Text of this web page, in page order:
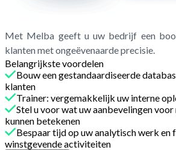
Met Melba geeft u uw bedrijf een
klanten met ongeëvenaarde precisie.
Belangrijkste voordelen
Bouw een gestandaardiseerde
klanten
Trainer: vergemakkelijk uw interne
Stel u voor wat uw aanbevelingen
kunnen betekenen
Bespaar tijd op uw analytisch werk en
winstgevende activiteiten